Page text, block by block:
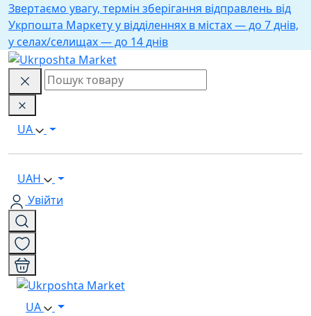
Звертаємо увагу, термін зберігання відправлень від
Укрпошта Маркету у відділеннях в містах — до 7 днів,
у селах/селищах — до 14 днів
UA
UAH
Увійти
UA